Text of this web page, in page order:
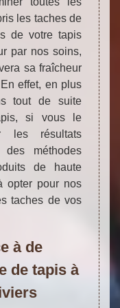
les taches de
de votre tapis
par nos soins,
sa fraîcheur
effet, en plus
tout de suite
si vous le
les résultats
des méthodes
de haute
opter pour nos
taches de vos
à de
de tapis à